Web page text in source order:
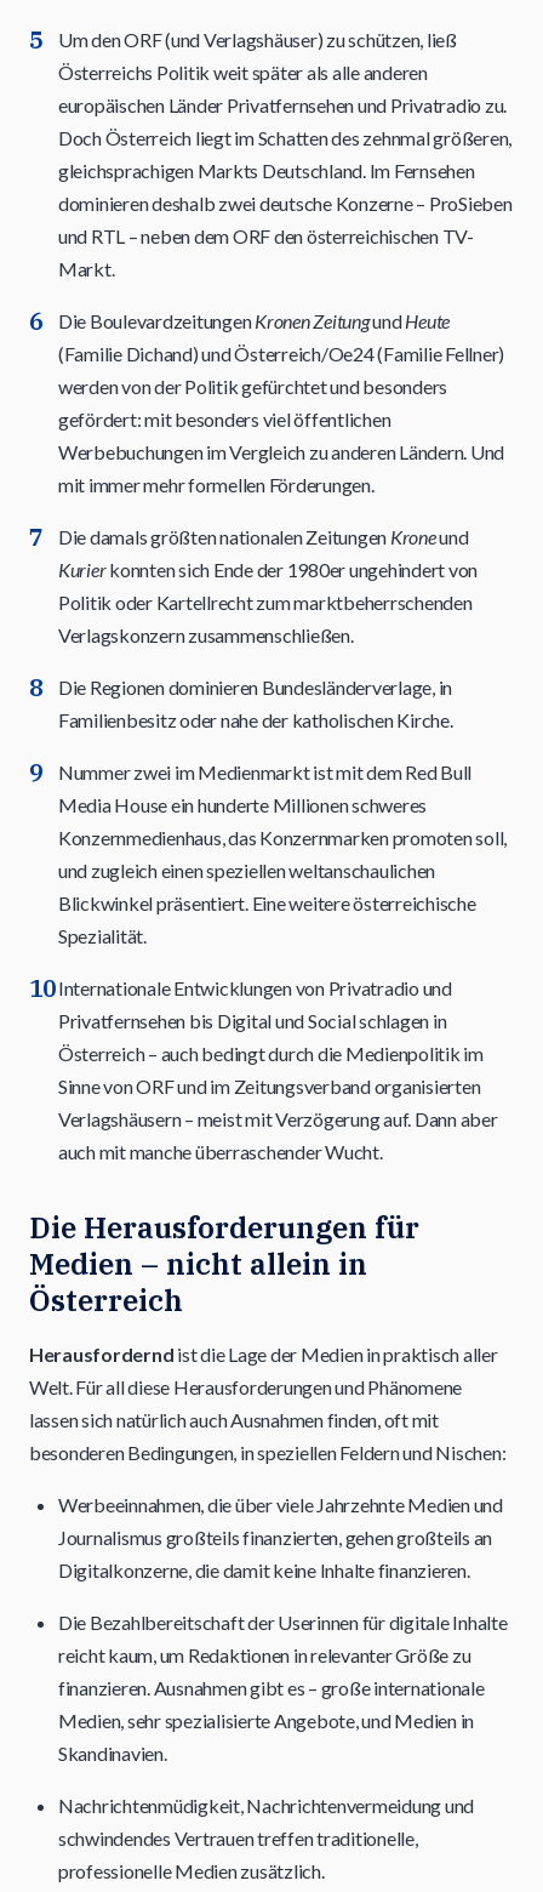
Um den ORF (und Verlagshäuser) zu schützen, ließ
Österreichs Politik weit später als alle anderen
europäischen Länder Privatfernsehen und Privatradio zu.
Doch Österreich liegt im Schatten des zehnmal größeren,
gleichsprachigen Markts Deutschland. Im Fernsehen
dominieren deshalb zwei deutsche Konzerne – ProSieben
und RTL – neben dem ORF den österreichischen TV-
Markt.
Die BoulevardzeitungenKronen ZeitungundHeute
(Familie Dichand) und Österreich/Oe24 (Familie Fellner)
werden von der Politik gefürchtet und besonders
gefördert: mit besonders viel öffentlichen
Werbebuchungen im Vergleich zu anderen Ländern. Und
mit immer mehr formellen Förderungen.
Die damals größten nationalen Zeitungen Kroneund
Kurierkonnten sich Ende der 1980er ungehindert von
Politik oder Kartellrecht zum marktbeherrschenden
Verlagskonzern zusammenschließen.
Die Regionen dominieren Bundesländerverlage, in
Familienbesitz oder nahe der katholischen Kirche.
Nummer zwei im Medienmarkt ist mit dem Red Bull
Media House ein hunderte Millionen schweres
Konzernmedienhaus, das Konzernmarken promoten soll,
und zugleich einen speziellen weltanschaulichen
Blickwinkel präsentiert. Eine weitere österreichische
Spezialität.
Internationale Entwicklungen von Privatradio und
Privatfernsehen bis Digital und Social schlagen in
Österreich – auch bedingt durch die Medienpolitik im
Sinne von ORF und im Zeitungsverband organisierten
Verlagshäusern – meist mit Verzögerung auf. Dann aber
auch mit manche überraschender Wucht.
Die Herausforderungen für
Medien – nicht allein in
Österreich
Herausfordernd ist die Lage der Medien in praktisch aller
Welt. Für all diese Herausforderungen und Phänomene
lassen sich natürlich auch Ausnahmen finden, oft mit
besonderen Bedingungen, in speziellen Feldern und Nischen:
Werbeeinnahmen, die über viele Jahrzehnte Medien und
Journalismus großteils finanzierten, gehen großteils an
Digitalkonzerne, die damit keine Inhalte finanzieren.
Die Bezahlbereitschaft der Userinnen für digitale Inhalte
reicht kaum, um Redaktionen in relevanter Größe zu
finanzieren. Ausnahmen gibt es – große internationale
Medien, sehr spezialisierte Angebote, und Medien in
Skandinavien.
Nachrichtenmüdigkeit, Nachrichtenvermeidung und
schwindendes Vertrauen treffen traditionelle,
professionelle Medien zusätzlich.